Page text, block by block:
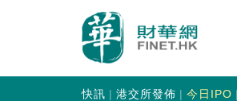
快訊 港交所發佈 今日IPO